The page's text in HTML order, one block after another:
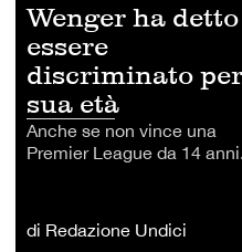
Wenger ha
essere
discriminato
sua età
Anche se non vince una
Premier League da 14 anni.
di Redazione Undici